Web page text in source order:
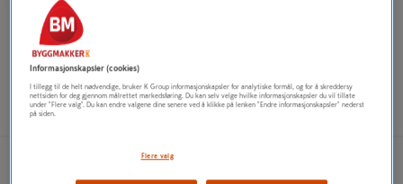
359kr/ Stykk
Ikke på nettlager
På lager i 3 varehus
På lager i 3 varehus
Informasjonskapsler (cookies)
I tillegg til de helt nødvendige, bruker K Group informasjonskapsler for analytiske formål, og for å skreddersy
nettsiden for deg gjennom målrettet markedsføring. Du kan selv velge hvilke informasjonskapsler du vil tillate
under "Flere valg". Du kan endre valgene dine senere ved å klikke på lenken "Endre informasjonskapsler" nederst
på siden.
Flere valg